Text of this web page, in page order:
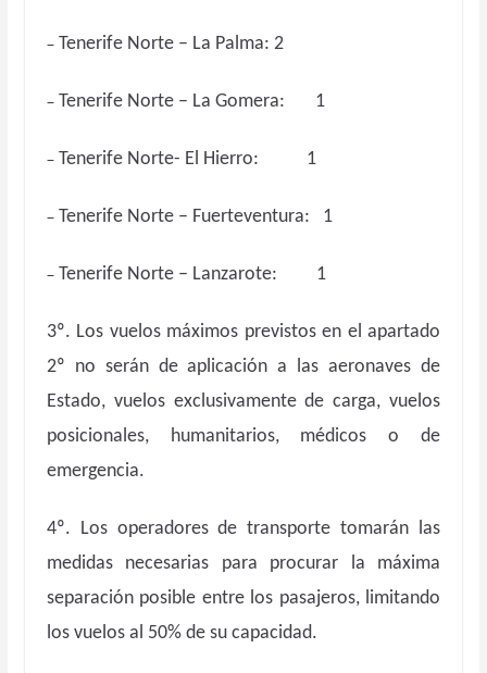
– Tenerife Norte – La Palma: 2
– Tenerife Norte – La Gomera: 1
– Tenerife Norte- El Hierro: 1
– Tenerife Norte – Fuerteventura: 1
– Tenerife Norte – Lanzarote: 1
3º. Los vuelos máximos previstos en el apartado
2º no serán de aplicación a las aeronaves de
Estado, vuelos exclusivamente de carga, vuelos
posicionales, humanitarios, médicos o de
emergencia.
4º. Los operadores de transporte tomarán las
medidas necesarias para procurar la máxima
separación posible entre los pasajeros, limitando
los vuelos al 50% de su capacidad.